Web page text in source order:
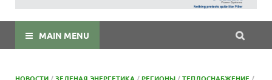
MAIN MENU